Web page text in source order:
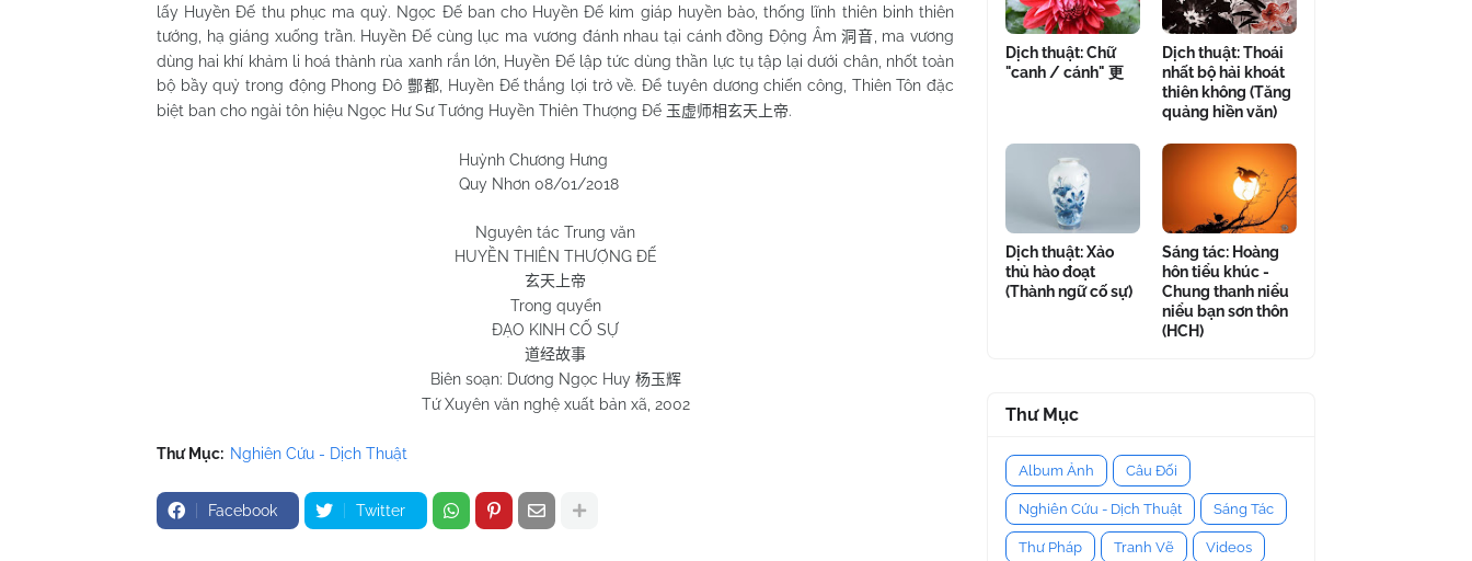
lấy Huyền Đế thu phục ma quỷ. Ngọc Đế ban cho Huyền Đế kim giáp huyền bào, thống lĩnh thiên binh thiên
tướng, hạ giáng xuống trần. Huyền Đế cùng lục ma vương đánh nhau tại cánh đồng Động Âm洞音 , ma vương
dùng hai khí khảm li hoá thành rùa xanh rắn lớn, Huyền Đế lập tức dùng thần lực tụ tập lại dưới chân, nhốt toàn
bộ bầy quỷ trong động Phong Đô 酆都 , Huyền Đế thắng lợi trở về. Để tuyên dương chiến công, Thiên Tôn đặc
biệt ban cho ngài tôn hiệu Ngọc Hư Sư Tướng Huyền Thiên Thượng Đế 玉虚师相玄天上帝.
Huỳnh Chương Hưng
Quy Nhơn 08/01/2018
Nguyên tác Trung văn
HUYỀN THIÊN THƯỢNG ĐẾ
玄天上帝
Trong quyển
ĐẠO KINH CỐ SỰ
道经故事
Biên soạn: Dương Ngọc Huy 杨玉辉
Tứ Xuyên văn nghệ xuất bản xã, 2002
Thư Mục: Nghiên Cứu - Dịch Thuật
Facebook Twitter
Dịch thuật: Chữ
"canh / cánh" 更
Dịch thuật: Thoái
nhất bộ hải khoát
thiên không (Tăng
quảng hiền văn)
Dịch thuật: Xảo
thủ hào đoạt
(Thành ngữ cố sự)
Sáng tác: Hoàng
hôn tiểu khúc -
Chung thanh niểu
niểu bạn sơn thôn
(HCH)
Thư Mục
Album Ảnh Câu Đối
Nghiên Cứu - Dịch Thuật Sáng Tác
Thư Pháp Tranh Vẽ Videos